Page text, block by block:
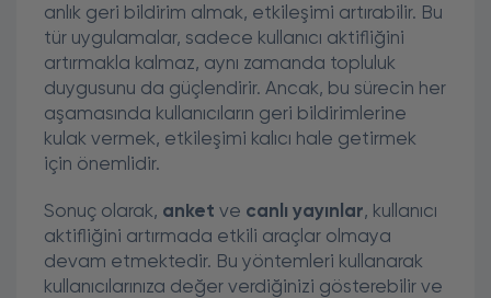
anlık geri bildirim almak, etkileşimi artırabilir. Bu
tür uygulamalar, sadece kullanıcı aktifliğini
artırmakla kalmaz, aynı zamanda topluluk
duygusunu da güçlendirir. Ancak, bu sürecin her
aşamasında kullanıcıların geri bildirimlerine
kulak vermek, etkileşimi kalıcı hale getirmek
için önemlidir.
Sonuç olarak, anket ve canlı yayınlar, kullanıcı
aktifliğini artırmada etkili araçlar olmaya
devam etmektedir. Bu yöntemleri kullanarak
kullanıcılarınıza değer verdiğinizi gösterebilir ve